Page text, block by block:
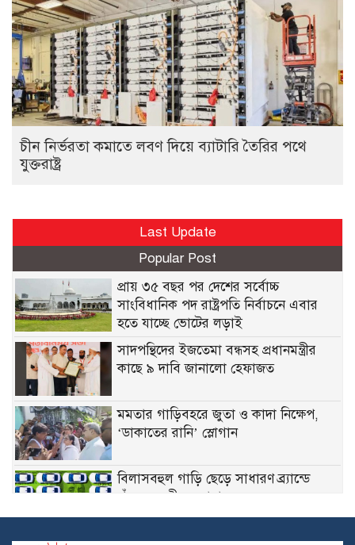
চীন নির্ভরতা কমাতে লবণ দিয়ে ব্যাটারি তৈরির পথে
যুক্তরাষ্ট্র
Last Update
Popular Post
প্রায় ৩৫ বছর পর দেশের সর্বোচ্চ
সাংবিধানিক পদ রাষ্ট্রপতি নির্বাচনে এবার
হতে যাচ্ছে ভোটের লড়াই
সাদপন্থিদের ইজতেমা বন্ধসহ প্রধানমন্ত্রীর
কাছে ৯ দাবি জানালো হেফাজত
মমতার গাড়িবহরে জুতা ও কাদা নিক্ষেপ,
‘ডাকাতের রানি’ স্লোগান
বিলাসবহুল গাড়ি ছেড়ে সাধারণ ব্র্যান্ডে
ঝুঁকছেন ধনী ক্রেতারা